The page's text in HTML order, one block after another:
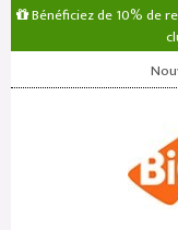
Bénéficiez de 10% de